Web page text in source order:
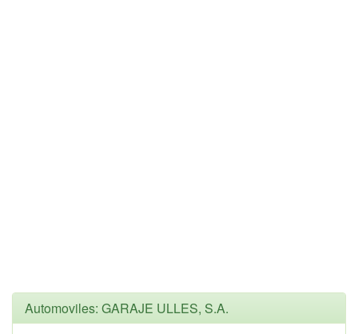
Automoviles: GARAJE ULLES, S.A.